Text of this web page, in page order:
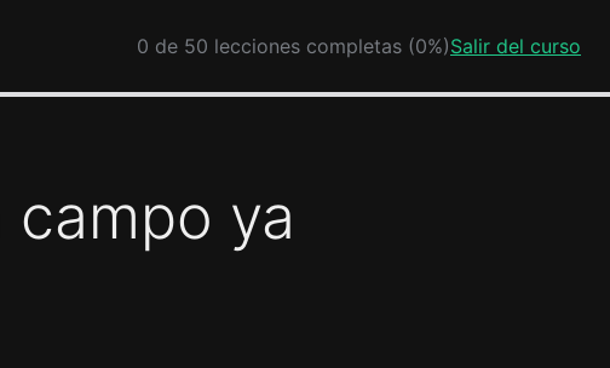
0 de 50 lecciones completas (0%)Salir del curso
ya